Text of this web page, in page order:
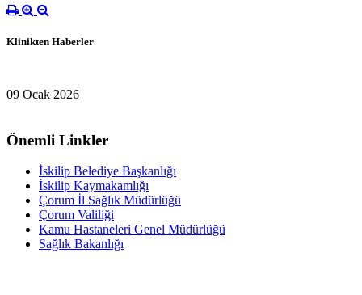
Klinikten Haberler
09 Ocak 2026
Önemli Linkler
İskilip Belediye Başkanlığı
İskilip Kaymakamlığı
Çorum İl Sağlık Müdürlüğü
Çorum Valiliği
Kamu Hastaneleri Genel Müdürlüğü
Sağlık Bakanlığı